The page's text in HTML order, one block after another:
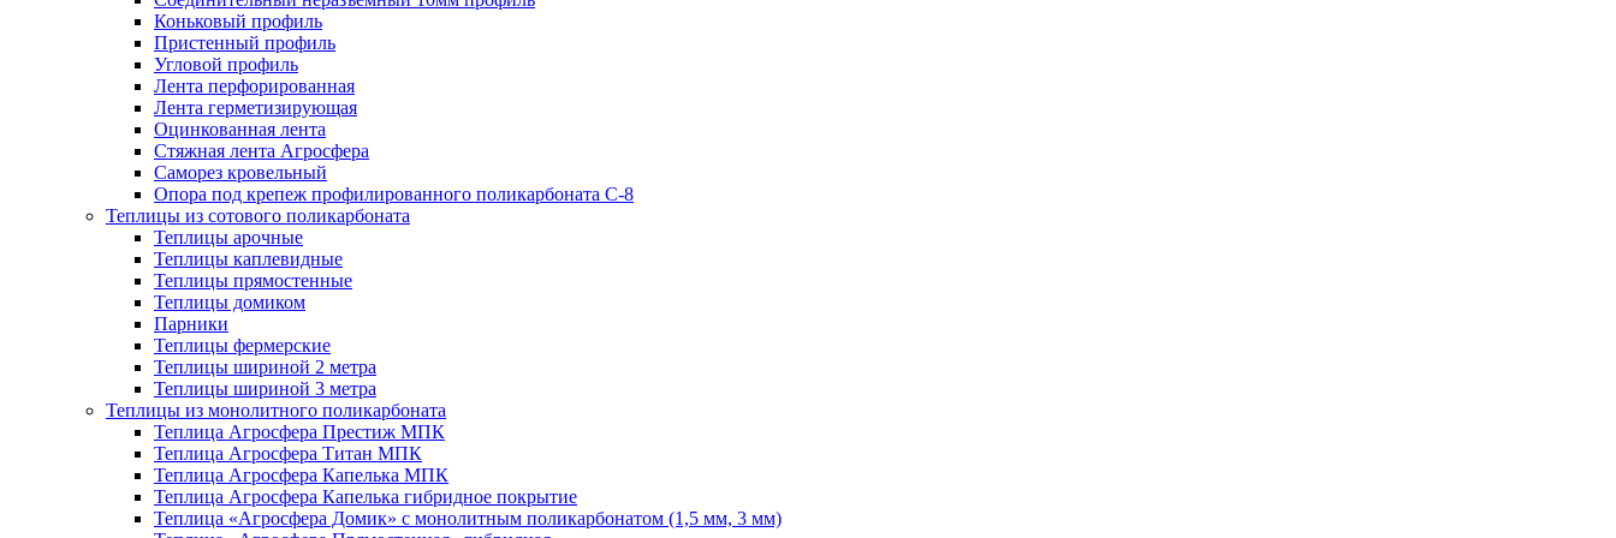
Коньковый профиль
Пристенный профиль
Угловой профиль
Лента перфорированная
Лента герметизирующая
Оцинкованная лента
Стяжная лента Агросфера
Саморез кровельный
Опора под крепеж профилированного поликарбоната С-8
Теплицы из сотового поликарбоната
Теплицы арочные
Теплицы каплевидные
Теплицы прямостенные
Теплицы домиком
Парники
Теплицы фермерские
Теплицы шириной 2 метра
Теплицы шириной 3 метра
Теплицы из монолитного поликарбоната
Теплица Агросфера Престиж МПК
Теплица Агросфера Титан МПК
Теплица Агросфера Капелька МПК
Теплица Агросфера Капелька гибридное покрытие
Теплица «Агросфера Домик» с монолитным поликарбонатом (1,5 мм, 3 мм)